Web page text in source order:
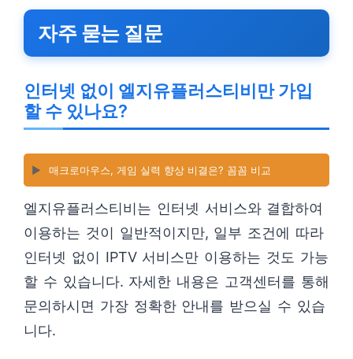
자주 묻는 질문
인터넷 없이 엘지유플러스티비만 가입
할 수 있나요?
▶️ 매크로마우스, 게임 실력 향상 비결은? 꼼꼼 비교
엘지유플러스티비는 인터넷 서비스와 결합하여
이용하는 것이 일반적이지만, 일부 조건에 따라
인터넷 없이 IPTV 서비스만 이용하는 것도 가능
할 수 있습니다. 자세한 내용은 고객센터를 통해
문의하시면 가장 정확한 안내를 받으실 수 있습
니다.